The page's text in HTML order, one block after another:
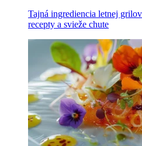
Tajná ingrediencia letnej
recepty a svieže chute